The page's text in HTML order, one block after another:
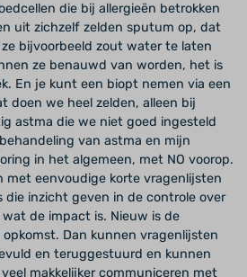
die bij allergieën betrokken
uit zichzelf zelden sputum op, dat
bijvoorbeeld zout water te laten
ze benauwd van worden, het is
En je kunt een biopt nemen via een
doen we heel zelden, alleen bij
astma die we niet goed ingesteld
van astma en mijn
in het algemeen, met NO voorop.
met eenvoudige korte vragenlijsten
die inzicht geven in de controle over
de impact is. Nieuw is de
Dan kunnen vragenlijsten
en teruggestuurd en kunnen
makkelijker communiceren met